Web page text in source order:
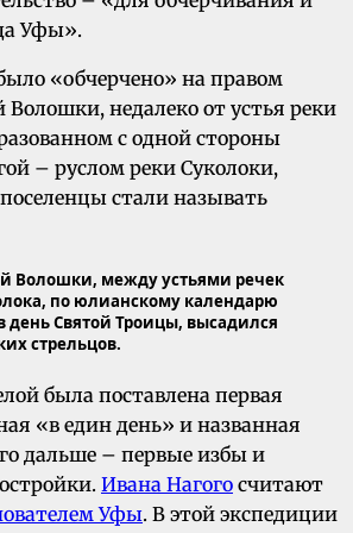
Уфы».
«обчерчено» на правом
Волошки, недалеко от устья реки
с одной стороны
– руслом реки Суколоки,
стали называть
Волошки, между устьями речек
по юлианскому календарю
день Святой Троицы, высадился
стрельцов.
была поставлена первая
«в един день» и названная
дальше – первые избы и
Ивана Нагого считают
Уфы. В этой экспедиции